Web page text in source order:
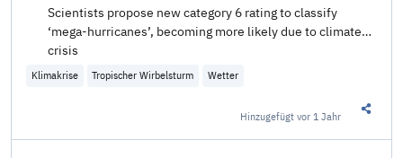
Scientists propose new category 6 rating to classify
‘mega-hurricanes’, becoming more likely due to climate
crisis
Klimakrise Tropischer Wirbelsturm Wetter
Hinzugefügtvor 1 Jahr